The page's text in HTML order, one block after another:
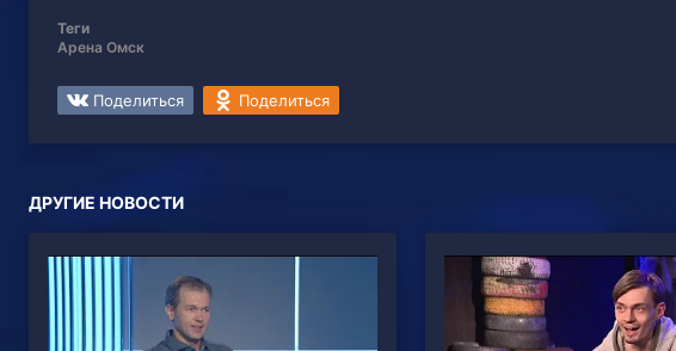
Теги
Арена Омск
Поделиться Поделиться
ДРУГИЕ НОВОСТИ